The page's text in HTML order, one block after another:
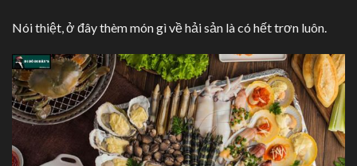
Nói thiệt, ở đây thèm món gì về hải sản là có hết trơn luôn.